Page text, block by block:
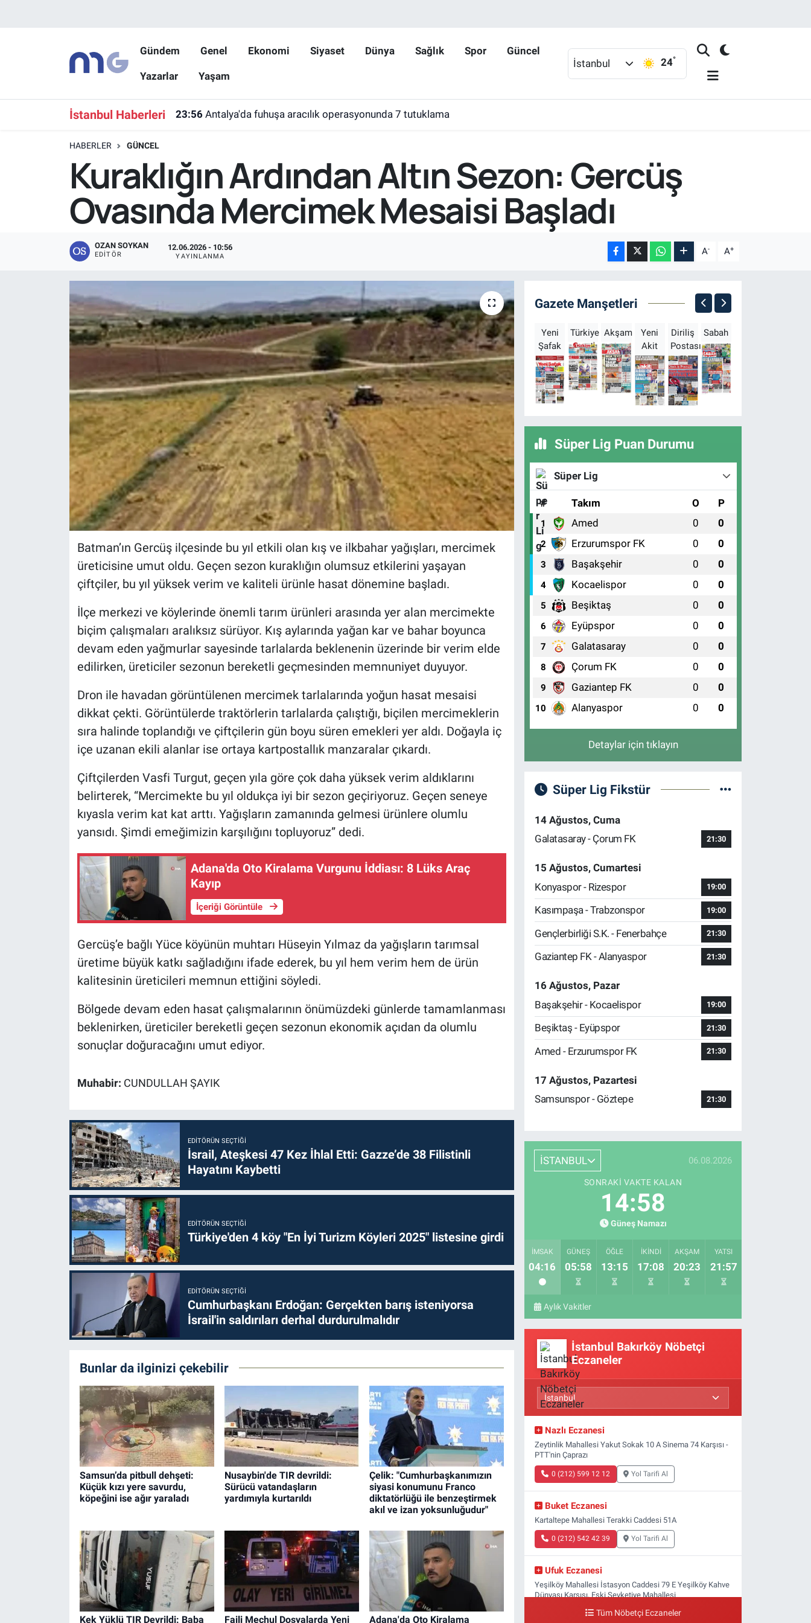
Gündem Genel Ekonomi Siyaset Dünya Sağlık Spor Güncel
Yazarlar Yaşam
İstanbul 24°
İstanbul Haberleri 23:56 Antalya'da fuhuşa aracılık operasyonunda 7 tutuklama
HABERLER GÜNCEL
Kuraklığın Ardından Altın Sezon: Gercüş
Ovasında Mercimek Mesaisi Başladı
OZAN SOYKAN
EDITÖR
12.06.2026 - 10:56
YAYINLANMA A- A+
Batman’ın Gercüş ilçesinde bu yıl etkili olan kış ve ilkbahar yağışları, mercimek
üreticisine umut oldu. Geçen sezon kuraklığın olumsuz etkilerini yaşayan
çiftçiler, bu yıl yüksek verim ve kaliteli ürünle hasat dönemine başladı.
İlçe merkezi ve köylerinde önemli tarım ürünleri arasında yer alan mercimekte
biçim çalışmaları aralıksız sürüyor. Kış aylarında yağan kar ve bahar boyunca
devam eden yağmurlar sayesinde tarlalarda beklenenin üzerinde bir verim elde
edilirken, üreticiler sezonun bereketli geçmesinden memnuniyet duyuyor.
Dron ile havadan görüntülenen mercimek tarlalarında yoğun hasat mesaisi
dikkat çekti. Görüntülerde traktörlerin tarlalarda çalıştığı, biçilen mercimeklerin
sıra halinde toplandığı ve çiftçilerin gün boyu süren emekleri yer aldı. Doğayla iç
içe uzanan ekili alanlar ise ortaya kartpostallık manzaralar çıkardı.
Çiftçilerden Vasfi Turgut, geçen yıla göre çok daha yüksek verim aldıklarını
belirterek, “Mercimekte bu yıl oldukça iyi bir sezon geçiriyoruz. Geçen seneye
kıyasla verim kat kat arttı. Yağışların zamanında gelmesi ürünlere olumlu
yansıdı. Şimdi emeğimizin karşılığını topluyoruz” dedi.
Adana'da Oto Kiralama Vurgunu İddiası: 8 Lüks Araç
Kayıp
İçeriği Görüntüle
Gercüş’e bağlı Yüce köyünün muhtarı Hüseyin Yılmaz da yağışların tarımsal
üretime büyük katkı sağladığını ifade ederek, bu yıl hem verim hem de ürün
kalitesinin üreticileri memnun ettiğini söyledi.
Bölgede devam eden hasat çalışmalarının önümüzdeki günlerde tamamlanması
beklenirken, üreticiler bereketli geçen sezonun ekonomik açıdan da olumlu
sonuçlar doğuracağını umut ediyor.
Muhabir: CUNDULLAH ŞAYIK
EDITÖRÜN SEÇTIĞI
İsrail, Ateşkesi 47 Kez İhlal Etti: Gazze’de 38 Filistinli
Hayatını Kaybetti
EDITÖRÜN SEÇTIĞI
Türkiye'den 4 köy "En İyi Turizm Köyleri 2025" listesine girdi
EDITÖRÜN SEÇTIĞI
Cumhurbaşkanı Erdoğan: Gerçekten barış isteniyorsa
İsrail'in saldırıları derhal durdurulmalıdır
Bunlar da ilginizi çekebilir
Samsun’da pitbull dehşeti:
Küçük kızı yere savurdu,
köpeğini ise ağır yaraladı
Nusaybin'de TIR devrildi:
Sürücü vatandaşların
yardımıyla kurtarıldı
Çelik: "Cumhurbaşkanımızın
siyasi konumunu Franco
diktatörlüğü ile benzeştirmek
akıl ve izan yoksunluğudur"
Kek Yüklü TIR Devrildi: Baba
Faili Meçhul Dosyalarda Yeni
Adana'da Oto Kiralama
Gazete Manşetleri
Yeni
Şafak
Türkiye Akşam
Yeni
Akit
Diriliş
Postası
Sabah
Süper Lig Puan Durumu
Süper Lig
# Takım O P
1 Amed 0 0
2 Erzurumspor FK 0 0
3 Başakşehir 0 0
4 Kocaelispor 0 0
5 Beşiktaş 0 0
6 Eyüpspor 0 0
7 Galatasaray 0 0
8 Çorum FK 0 0
9 Gaziantep FK 0 0
10 Alanyaspor 0 0
Detaylar için tıklayın
Süper Lig Fikstür
14 Ağustos, Cuma
Galatasaray - Çorum FK
21:30
15 Ağustos, Cumartesi
Konyaspor - Rizespor
19:00
Kasımpaşa - Trabzonspor 19:00
Gençlerbirliği S.K. - Fenerbahçe 21:30
Gaziantep FK - Alanyaspor 21:30
16 Ağustos, Pazar
Başakşehir - Kocaelispor
19:00
Beşiktaş - Eyüpspor 21:30
Amed - Erzurumspor FK 21:30
17 Ağustos, Pazartesi
Samsunspor - Göztepe
21:30
İSTANBUL 06.08.2026
SONRAKI VAKTE KALAN
14:57
Güneş Namazı
İMSAK
04:16
GÜNEŞ
05:58
ÖĞLE
13:15
İKINDI
17:08
AKŞAM
20:23
YATSI
21:57
Aylık Vakitler
İstanbul Bakırköy Nöbetçi
Eczaneler
Nazlı Eczanesi
Zeytinlik Mahallesi Yakut Sokak 10 A Sinema 74 Karşısı -
PTT'nin Çaprazı
0 (212) 599 12 12 Yol Tarifi Al
Buket Eczanesi
Kartaltepe Mahallesi Terakki Caddesi 51A
0 (212) 542 42 39 Yol Tarifi Al
Ufuk Eczanesi
Yeşilköy Mahallesi İstasyon Caddesi 79 E Yeşilköy Kahve
Dünyası Karşısı, Eski Şevketiye Mahallesi
0 (212) 663 03 25 Yol Tarifi Al
Tüm Nöbetçi Eczaneler
Hava Durumu
İstanbul Namaz Vakitleri
Süper Lig Puan Durumu ve Fikstür
Tüm Manşetler
Haber Arşivi